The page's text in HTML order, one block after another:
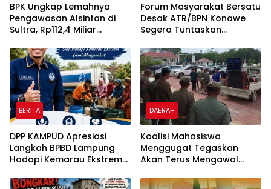
BPK Ungkap Lemahnya
Pengawasan Alsintan di
Sultra, Rp112,4 Miliar
Pemanfaatannya
Forum Masyarakat Bersatu
Desak ATR/BPN Konawe
Segera Tuntaskan
Olu Onua, Beri Tenggat
Waktu 2×24 Jam
BERITA
DPP KAMPUD Apresiasi
Langkah BPBD Lampung
Hadapi Kemarau Ekstrem
Bersih
DAERAH
Koalisi Mahasiswa
Menggugat Tegaskan
Akan Terus Mengawal
Kabupaten Konawe